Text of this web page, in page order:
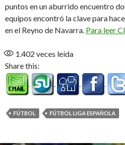
puntos en un aburrido encuentro
equipos encontró la clave para
en el Reyno de Navarra. Para leer
1.402 veces leída
Share this:
FÚTBOL FÚTBOL LIGA ESPAÑOLA